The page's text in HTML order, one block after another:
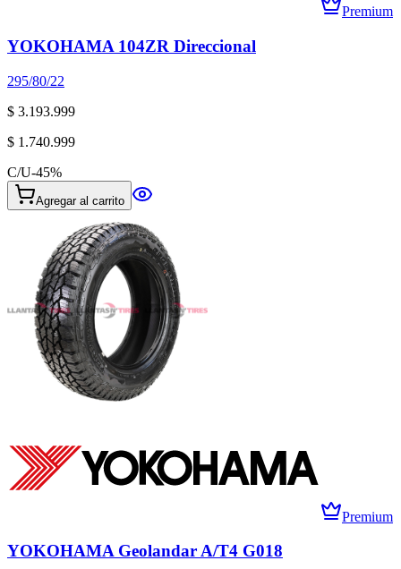
Premium
YOKOHAMA 104ZR Direccional
295/80/22
$ 3.193.999
$ 1.740.999
C/U-45%
Agregar al carrito
Premium
YOKOHAMA Geolandar A/T4 G018